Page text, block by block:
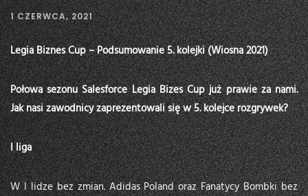
1 CZERWCA, 2021
Legia Biznes Cup – Podsumowanie 5. kolejki (Wiosna 2021)
Połowa sezonu Salesforce Legia Bizes Cup już prawie za nami.
Jak nasi zawodnicy zaprezentowali się w 5. kolejce rozgrywek?
I liga
W I lidze bez zmian. Adidas Poland oraz Fanatycy Bombki bez